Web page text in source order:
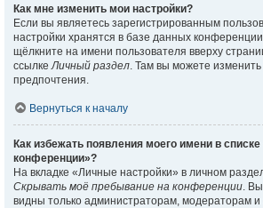
Как мне изменить мои настройки?
Если вы являетесь зарегистрированным
настройки хранятся в базе данных
щёлкните на имени пользователя вверху
ссылкеЛичный раздел. Там вы можете изменить
предпочтения.
Вернуться к началу
Как избежать появления моего имени в
конференции»?
На вкладке «Личные настройки» в личном
Скрывать моё пребывание на конференции.
видны только администраторам, модераторам